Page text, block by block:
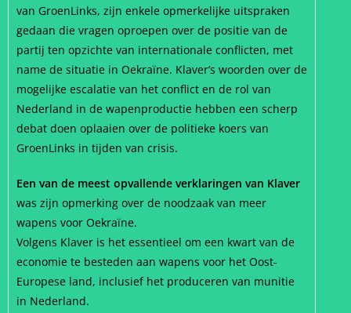
van GroenLinks, zijn enkele opmerkelijke uitspraken
gedaan die vragen oproepen over de positie van de
partij ten opzichte van internationale conflicten, met
name de situatie in Oekraïne. Klaver’s woorden over de
mogelijke escalatie van het conflict en de rol van
Nederland in de wapenproductie hebben een scherp
debat doen oplaaien over de politieke koers van
GroenLinks in tijden van crisis.
Een van de meest opvallende verklaringen van Klaver
was zijn opmerking over de noodzaak van meer
wapens voor Oekraïne.
Volgens Klaver is het essentieel om een kwart van de
economie te besteden aan wapens voor het Oost-
Europese land, inclusief het produceren van munitie
in Nederland.